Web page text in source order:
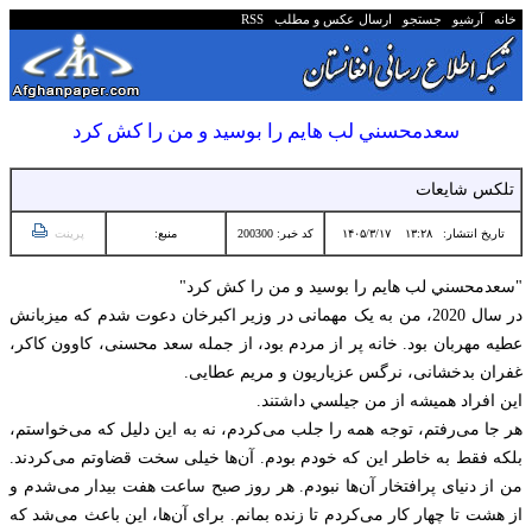
خانه آرشیو جستجو ارسال عکس و مطلب RSS
سعدمحسني لب هايم را بوسيد و من را كش كرد
تلکس شایعات
تاریخ انتشار:۱۳:۲۸ ۱۴۰۵/۳/۱۷ کد خبر: 200300 منبع: پرینت
"سعدمحسني لب هايم را بوسيد و من را كش كرد"
در سال 2020، من به یک مهمانی در وزیر اکبرخان دعوت شدم که میزبانش
عطیه مهربان بود. خانه پر از مردم بود، از جمله سعد محسنی، کاوون کاکر،
غفران بدخشانی، نرگس عزیاریون و مریم عطایی.
این افراد همیشه از من جيلسي داشتند.
هر جا می‌رفتم، توجه همه را جلب می‌کردم، نه به این دلیل که می‌خواستم،
بلکه فقط به خاطر این که خودم بودم. آن‌ها خیلی سخت قضاوتم می‌کردند.
من از دنیای پرافتخار آن‌ها نبودم. هر روز صبح ساعت هفت بیدار می‌شدم و
از هشت تا چهار کار می‌کردم تا زنده بمانم. برای آن‌ها، این باعث می‌شد که